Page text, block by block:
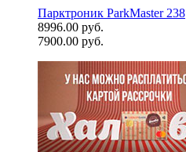
Парктроник ParkMaster 238
8996.00 руб.
7900.00 руб.